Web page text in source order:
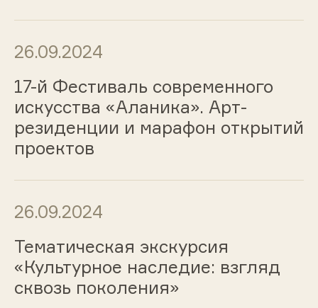
26.09.2024
17-й Фестиваль современного
искусства «Аланика». Арт-
резиденции и марафон открытий
проектов
26.09.2024
Тематическая экскурсия
«Культурное наследие: взгляд
сквозь поколения»